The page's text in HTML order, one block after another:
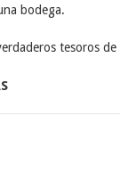
bodega.
tesoros